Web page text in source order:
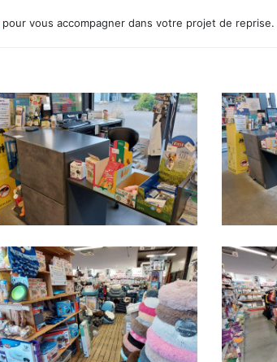
pour vous accompagner dans votre projet de reprise.